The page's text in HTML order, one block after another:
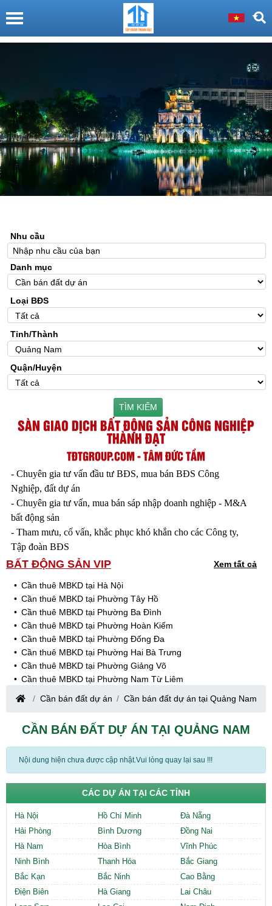
Nhu cầu
Danh mục
Loại BĐS
Tỉnh/Thành
Quận/Huyện
TÌM KIẾM
SÀN GIAO DỊCH BẤT ĐỘNG SẢN CÔNG NGHIỆP
THÀNH ĐẠT
TĐTGROUP.COM - TÂM ĐỨC TẦM
- Chuyên gia tư vấn đầu tư BĐS, mua bán BĐS Công
Nghiệp, đất dự án
- Chuyên gia tư vấn, mua bán sáp nhập doanh nghiệp - M&A
bất động sản
- Tham mưu, cố vấn, khắc phục khó khắn cho các Công ty,
Tập đoàn BĐS
BẤT ĐỘNG SẢN VIP Xem tất cả
Cần thuê MBKD tại Hà Nội
Cần thuê MBKD tại Phường Tây Hồ
Cần thuê MBKD tại Phường Ba Đình
Cần thuê MBKD tại Phường Hoàn Kiếm
Cần thuê MBKD tại Phường Đống Đa
Cần thuê MBKD tại Phường Hai Bà Trưng
Cần thuê MBKD tại Phường Giảng Võ
Cần thuê MBKD tại Phường Nam Từ Liêm
Cần thuê MBKD tại Phường Cầu Giấy
Cần thuê MBKD tại Phường Thanh Xuân
Cần thuê MBKD tại Phường Hà Đông
Cần thuê MBKD tại Phường Hoàng Mai
Cần thuê MBKD tại Phường Ô Chợ Dừa
Cần thuê MBKD tại Phường Yên Hòa
Cần thuê MBKD tại Phường Nghĩa Độ
Cần thuê MBKD tại Phường Phương Liệt
Cần thuê MBKD tại Phường Khương Đình
Cần thuê MBKD tại Phường Yên Sở
Cần thuê MBKD tại Phường Hoàng Liệt
Cần thuê MBKD tại Phường Định Công
Cần thuê MBKD tại Phường Tương Mai
Cần thuê MBKD tại Phường Vĩnh Hưng
Cần thuê MBKD tại Phường Lĩnh Nam
Cần bán đất dự án Cần bán đất dự án tại Quảng Nam
CẦN BÁN ĐẤT DỰ ÁN TẠI QUẢNG NAM
Nội dung hiện chưa được cập nhật.Vui lòng quay lại sau !!!
CÁC DỰ ÁN TẠI CÁC TỈNH
Hà Nội Hồ Chí Minh
Đà Nẵng
Hải Phòng
Bình Dương
Đồng Nai
Hà Nam
Hòa Bình
Vĩnh Phúc
Ninh Bình
Thanh Hóa
Bắc Giang
Bắc Kạn
Bắc Ninh
Cao Bằng
Điện Biên
Hà Giang
Lai Châu